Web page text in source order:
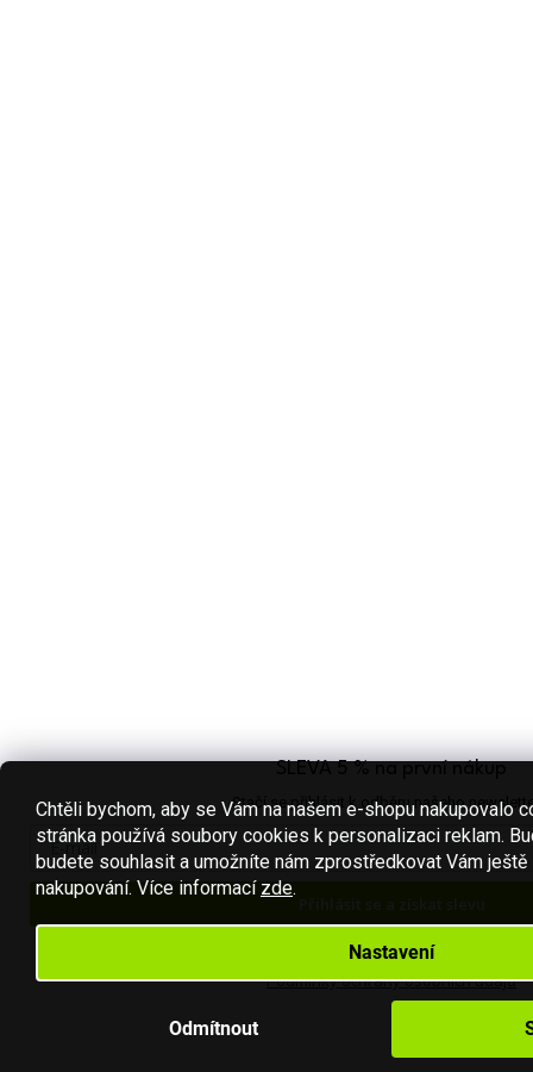
Chtěli bychom, aby se Vám na našem e-shopu nakupovalo
stránka používá soubory cookies k personalizaci reklam.
budete souhlasit a umožníte nám zprostředkovat Vám
nakupování. Více informací zde.
Nastavení
Odmítnout
Stačí se přihlásit k odběru našeho
Váš e-mail je u nás v bezpečí.
Podmínky ochrany osobních údajů